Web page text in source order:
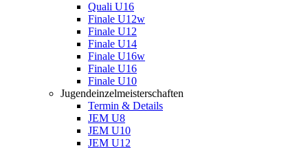
Quali U16
Finale U12w
Finale U12
Finale U14
Finale U16w
Finale U16
Finale U10
Jugendeinzelmeisterschaften
Termin & Details
JEM U8
JEM U10
JEM U12